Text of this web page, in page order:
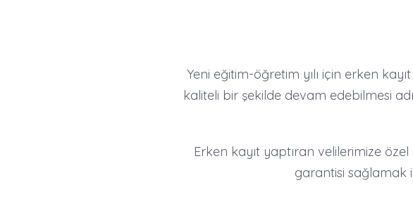
Yeni eğitim-öğretim yılı için erken
kaliteli bir şekilde devam edebilmesi
Erken kayıt yaptıran velilerimize
garantisi sağlamak